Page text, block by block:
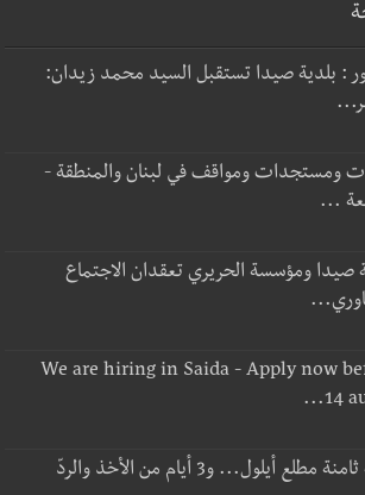
: بلدية صيدا تستقبل السيد محمد زيدان:
ومستجدات ومواقف في لبنان والمنطقة -
...
صيدا ومؤسسة الحريري تعقدان الاجتماع
We are hiring in Saida - Apply now
14
جولة ثامنة مطلع أيلول... و3 أيام من الأخذ والردّ